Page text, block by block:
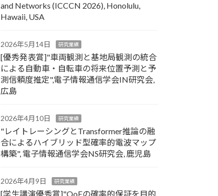
and Networks (ICCCN 2026), Honolulu,
Hawaii, USA
2026年5月14日 研究業績
[優秀発表賞]"車両観測と基地局観測の統合
による自動車・自転車の将来位置予測と予
測信頼度推定",電子情報通信学会IN研究会,
広島
2026年4月10日 研究業績
"レイトレーシングとTransformer推論の融
合によるハイブリッド型確率的電波マップ
構築", 電子情報通信学会NS研究会, 鹿児島
2026年4月9日 研究業績
[学生講演優秀賞]"QoEの確率的保証を目的